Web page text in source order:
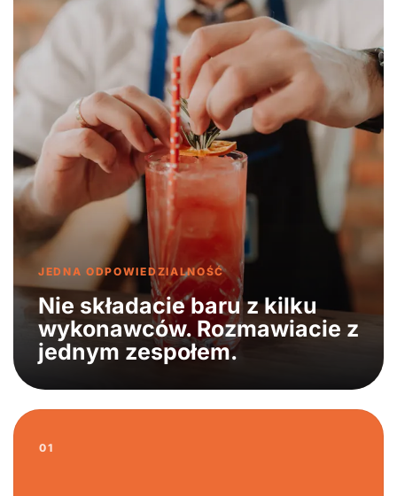
JEDNA ODPOWIEDZIALNOŚĆ
Nie składacie baru z kilku
wykonawców. Rozmawiacie z
jednym zespołem.
01